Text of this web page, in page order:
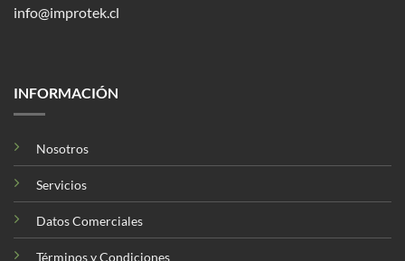
info@improtek.cl
INFORMACIÓN
Nosotros
Servicios
Datos Comerciales
Términos y Condiciones